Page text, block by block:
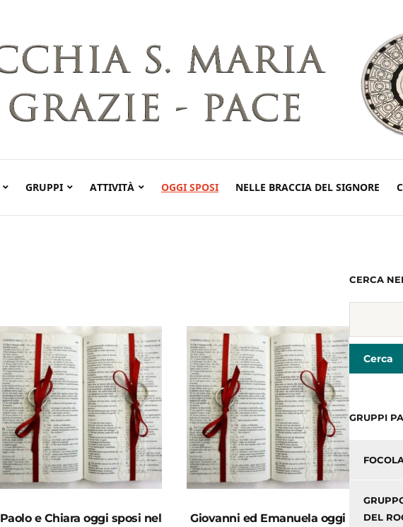
GRUPPI ATTIVITÀ OGGI SPOSI NELLE BRACCIA DEL SIGNORE
Paolo e Chiara oggi sposi nel
Giovanni ed Emanuela oggi
CERCA
GRUPPI
DEL